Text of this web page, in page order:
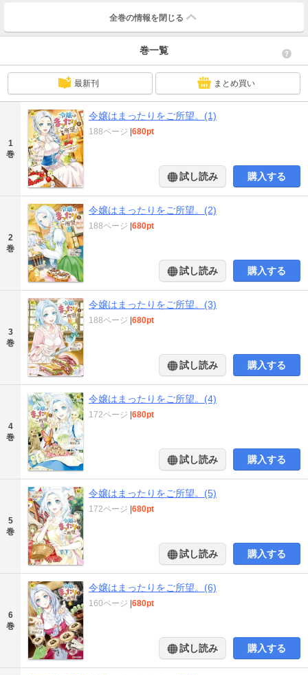
全巻の情報を 閉じる
巻一覧
最新刊 まとめ買い
1
巻
令嬢はまったりをご所望。(1)
188ページ |680pt
試し読み 購入する
2
巻
令嬢はまったりをご所望。(2)
188ページ |680pt
試し読み 購入する
3
巻
令嬢はまったりをご所望。(3)
188ページ |680pt
試し読み 購入する
4
巻
令嬢はまったりをご所望。(4)
172ページ |680pt
試し読み 購入する
5
巻
令嬢はまったりをご所望。(5)
172ページ |680pt
試し読み 購入する
6
巻
令嬢はまったりをご所望。(6)
160ページ |680pt
試し読み 購入する